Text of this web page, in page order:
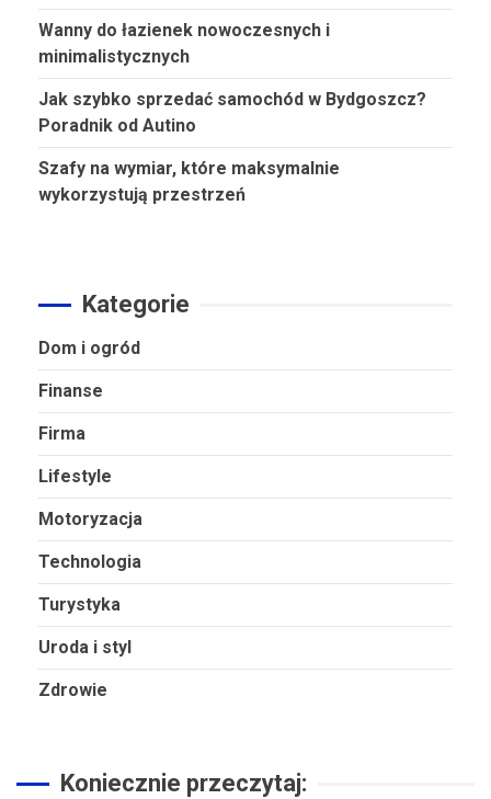
Wanny do łazienek nowoczesnych i
minimalistycznych
Jak szybko sprzedać samochód w Bydgoszcz?
Poradnik od Autino
Szafy na wymiar, które maksymalnie
wykorzystują przestrzeń
Kategorie
Dom i ogród
Finanse
Firma
Lifestyle
Motoryzacja
Technologia
Turystyka
Uroda i styl
Zdrowie
Koniecznie przeczytaj: